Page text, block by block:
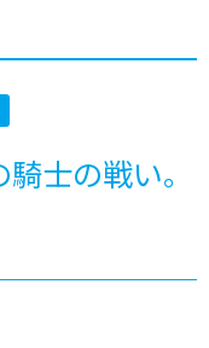
士の戦い。